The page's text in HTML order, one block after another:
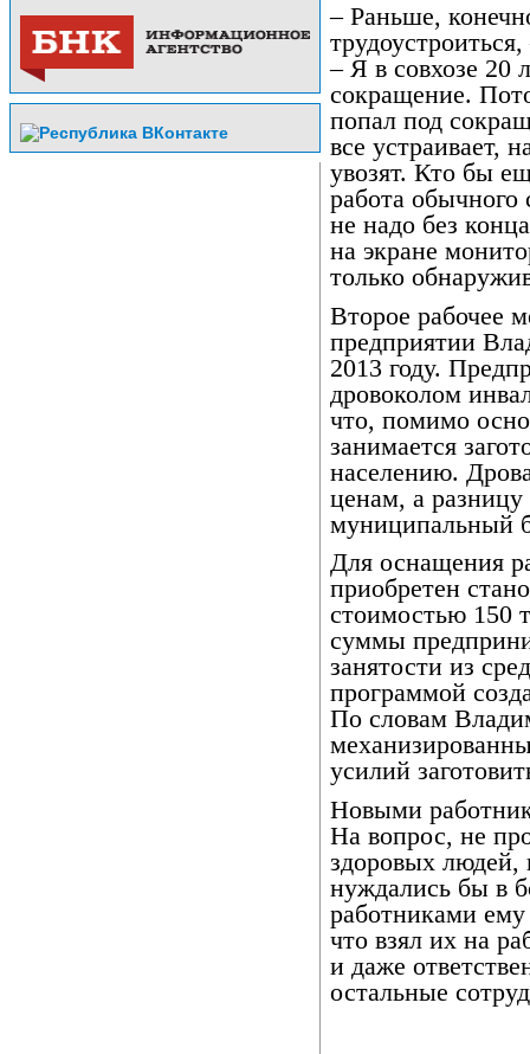
– Раньше,
– Я в совхозе 20
сокращение.
попал под
все устраивает,
увозят. Кто бы
работа обычного
не надо без
на экране
только
Второе рабочее
предприятии
2013 году.
дровоколом
что, помимо
занимается
населению.
ценам, а
муниципальный
Для оснащения
приобретен
стоимостью 150
суммы
занятости из
программой
По словам
усилий
Новыми
На вопрос, не
здоровых людей,
нуждались бы в
работниками
что взял их на
и даже
остальные